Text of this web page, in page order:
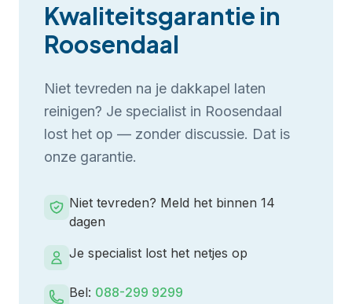
Kwaliteitsgarantie in
Roosendaal
Niet tevreden na je dakkapel laten
reinigen? Je specialist in Roosendaal
lost het op — zonder discussie. Dat is
onze garantie.
Niet tevreden? Meld het binnen 14
dagen
Je specialist lost het netjes op
Bel: 088-299 9299